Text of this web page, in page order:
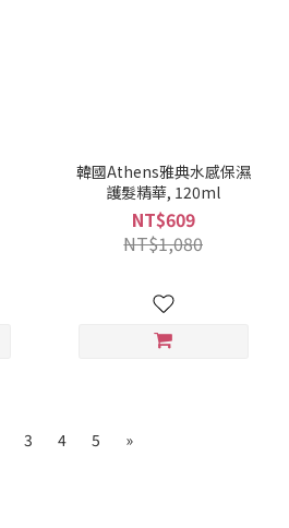
韓國Athens雅典水感保濕
護髮精華, 120ml
NT$609
NT$1,080
3 4 5 »